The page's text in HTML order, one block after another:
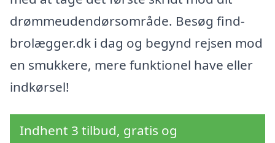
drømmeudendørsområde. Besøg find-
brolægger.dk i dag og begynd rejsen mod
en smukkere, mere funktionel have eller
indkørsel!
Indhent 3 tilbud, gratis og